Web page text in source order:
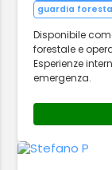
guardia
Disponibile
forestale e
Esperienze
emergenza.